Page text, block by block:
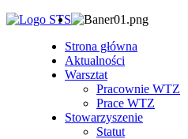
Strona główna
Aktualności
Warsztat
Pracownie WTZ
Prace WTZ
Stowarzyszenie
Statut